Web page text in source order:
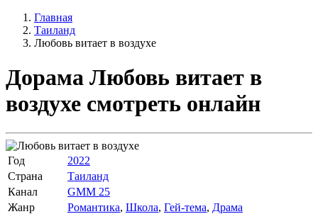
Главная
Таиланд
Любовь витает в воздухе
Дорама Любовь витает в
воздухе смотреть онлайн
Год
2022
Страна
Таиланд
Канал
GMM 25
Жанр
Романтика, Школа, Гей-тема, Драма